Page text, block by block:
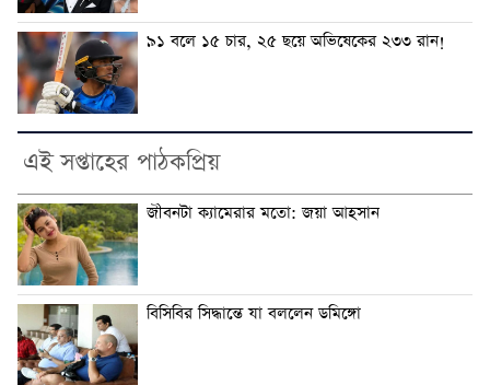
৯১ বলে ১৫ চার, ২৫ ছয়ে অভিষেকের ২৩৩ রান!
এই সপ্তাহের পাঠকপ্রিয়
জীবনটা ক্যামেরার মতো: জয়া আহসান
বিসিবির সিদ্ধান্তে যা বললেন ডমিঙ্গো